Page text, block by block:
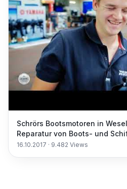
Schrörs Bootsmotoren in
Reparatur von Boots- und
16.10.2017 · 9.482 Views